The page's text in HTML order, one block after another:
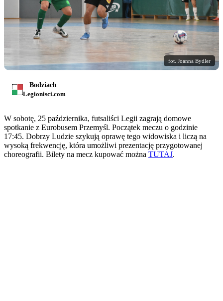
fot. Joanna Bydler
Bodziach
Legionisci.com
W sobotę, 25 października, futsaliści Legii zagrają domowe
spotkanie z Eurobusem Przemyśl. Początek meczu o godzinie
17:45. Dobrzy Ludzie szykują oprawę tego widowiska i liczą na
wysoką frekwencję, która umożliwi prezentację przygotowanej
choreografii. Bilety na mecz kupować można TUTAJ.